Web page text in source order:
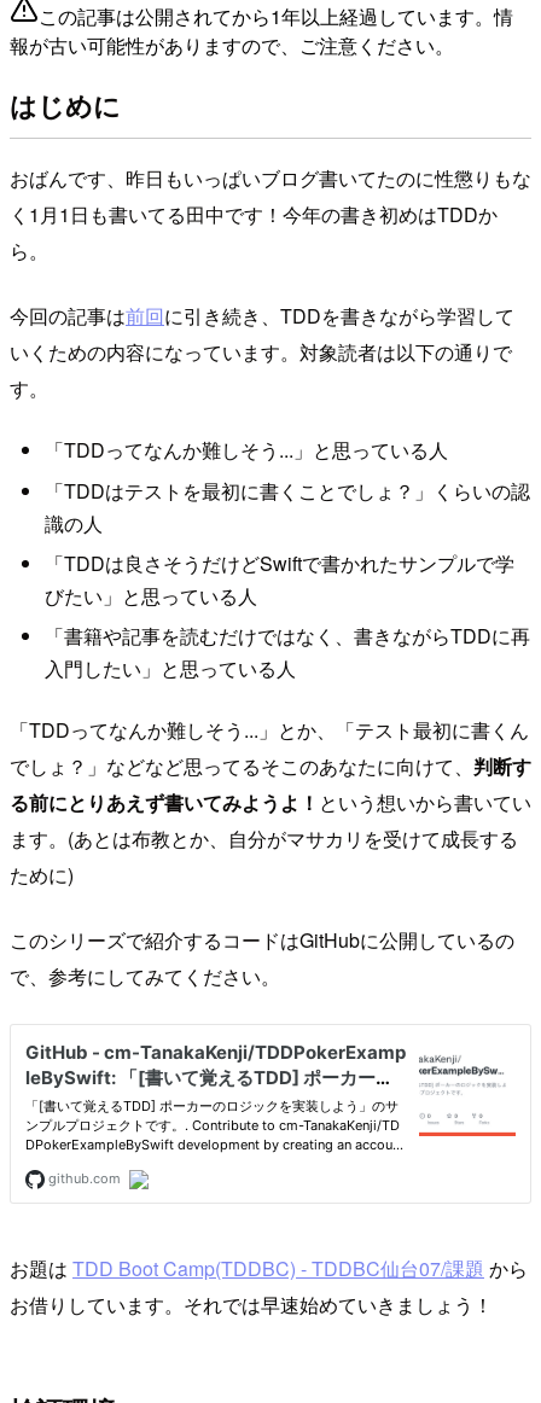
この記事は公開されてから1年以上経過しています。情
報が古い可能性がありますので、ご注意ください。
はじめに
おばんです、昨日もいっぱいブログ書いてたのに性懲りもな
く1月1日も書いてる田中です！今年の書き初めはTDDか
ら。
今回の記事は前回に引き続き、TDDを書きながら学習して
いくための内容になっています。対象読者は以下の通りで
す。
「TDDってなんか難しそう...」と思っている人
「TDDはテストを最初に書くことでしょ？」くらいの認
識の人
「TDDは良さそうだけどSwiftで書かれたサンプルで学
びたい」と思っている人
「書籍や記事を読むだけではなく、書きながらTDDに再
入門したい」と思っている人
「TDDってなんか難しそう...」とか、「テスト最初に書くん
でしょ？」などなど思ってるそこのあなたに向けて、 判断す
る前にとりあえず書いてみようよ！ という想いから書いてい
ます。(あとは布教とか、自分がマサカリを受けて成長する
ために)
このシリーズで紹介するコードはGitHubに公開しているの
で、参考にしてみてください。
お題は TDD Boot Camp(TDDBC) - TDDBC仙台07/課題 から
お借りしています。それでは早速始めていきましょう！